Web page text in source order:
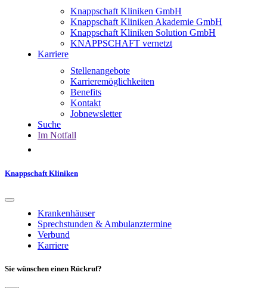
Knappschaft Kliniken GmbH
Knappschaft Kliniken Akademie GmbH
Knappschaft Kliniken Solution GmbH
KNAPPSCHAFT vernetzt
Karriere
Stellenangebote
Karrieremöglichkeiten
Benefits
Kontakt
Jobnewsletter
Suche
Im Notfall
Knappschaft Kliniken
Krankenhäuser
Sprechstunden & Ambulanztermine
Verbund
Karriere
Sie wünschen einen Rückruf?